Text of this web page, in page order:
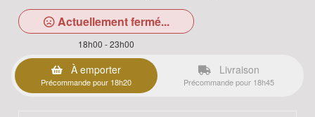
Actuellement fermé...
18h00 - 23h00
À emporter
Précommande pour 18h20
Livraison
Précommande pour 18h45